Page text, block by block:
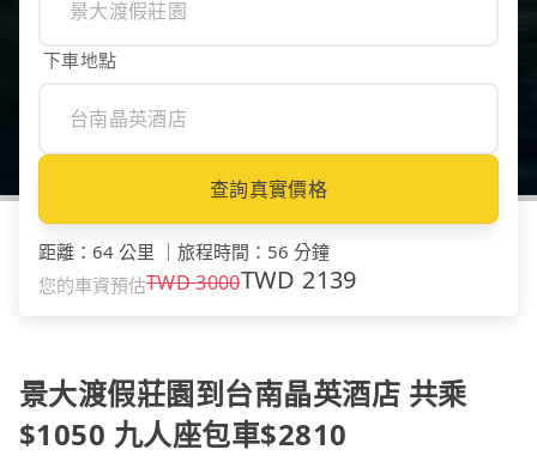
下車地點
查詢真實價格
距離 ： 64 公里 旅程時間 ： 56 分鐘
您的車資預估TWD3000TWD 2139
景大渡假莊園到台南晶英酒店 共乘
$1050 九人座包車$2810